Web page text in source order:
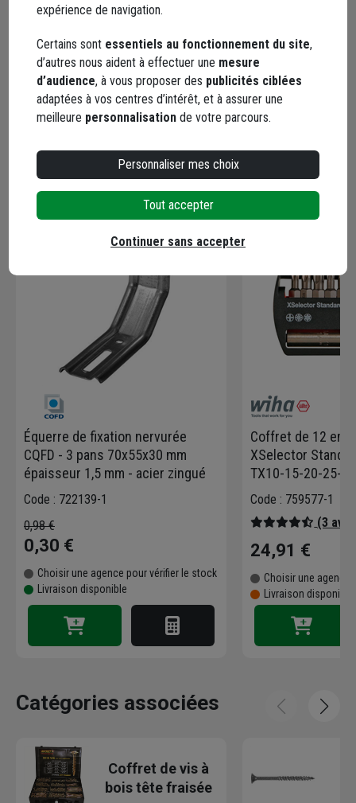
5 / 5
Bon produit
Le 06/09/2025
Par Yves-Alain S., MONTBRISON SUR LEZ
En complément
Équerre de fixation nervurée
CQFD - 3 pans 70x55x30 mm
épaisseur 1,5 mm - acier zingué
Code : 722139-1
0,98 €
0,30 €
Choisir une agence pour vérifier le stock
Livraison disponible
Coffret de 12
XSelector
TX10-15-20-25-
embout
Code : 759577-1
(3
24,91 €
Choisir une agence
Livraison
Catégories associées
Coffret de vis à
bois tête fraisée
expérience de navigation.
Certains sont essentiels au fonctionnement du site,
d’autres nous aident à effectuer une mesure
d’audience, à vous proposer des publicités ciblées
adaptées à vos centres d’intérêt, et à assurer une
meilleure personnalisation de votre parcours.
Personnaliser mes choix
Tout accepter
Continuer sans accepter